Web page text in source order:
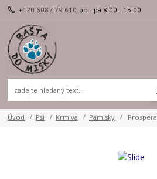
+420 608 479 610 po - pá 8:00 - 15:00
Úvod Psi Krmiva Pamlsky Prospera